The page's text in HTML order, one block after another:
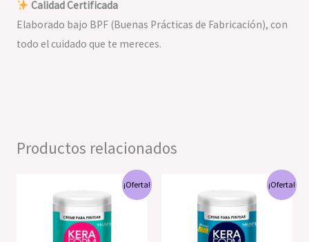
Calidad Certificada
Elaborado bajo BPF (Buenas Prácticas de Fabricación), con
todo el cuidado que te mereces.
Productos relacionados
¡Oferta!
original
era:
S/64.00.
actual
es:
S/60.00.
¡Oferta!
precio
original
era:
S/64.00.
actual
es:
S/60.00.